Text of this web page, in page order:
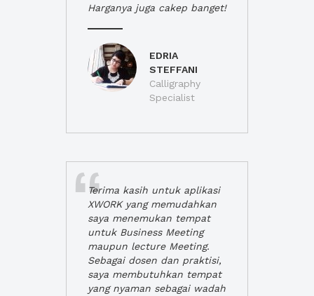
Harganya juga cakep banget!
EDRIA
STEFFANI
Calligraphy
Specialist
Terima kasih untuk aplikasi
XWORK yang memudahkan
saya menemukan tempat
untuk Business Meeting
maupun lecture Meeting.
Sebagai dosen dan praktisi,
saya membutuhkan tempat
yang nyaman sebagai wadah